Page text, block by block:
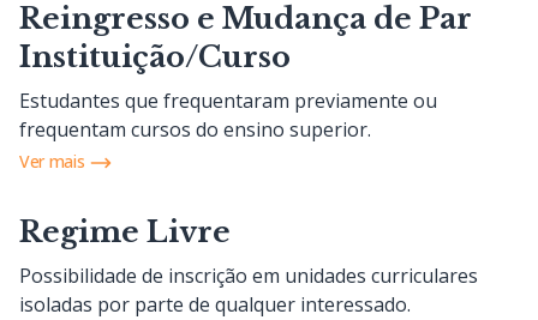
Reingresso e Mudança de Par
Instituição/Curso
Estudantes que frequentaram previamente ou
frequentam cursos do ensino superior.
Ver mais
Regime Livre
Possibilidade de inscrição em unidades curriculares
isoladas por parte de qualquer interessado.